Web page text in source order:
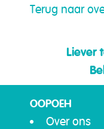
Terug naar
Liever
OOPOEH
Over ons